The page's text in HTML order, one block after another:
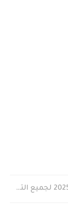
وظائف كارفور الإمارات 2025 لجميع التخصصات برواتب حتى 8000 درهم